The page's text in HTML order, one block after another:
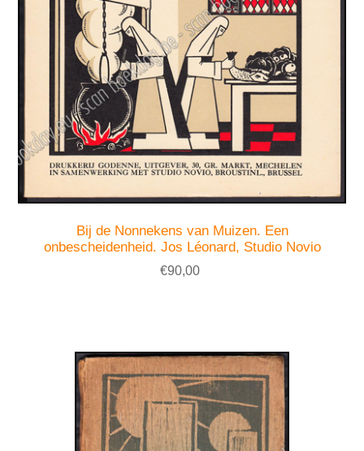
Bij de Nonnekens van Muizen. Een
onbescheidenheid. Jos Léonard, Studio Novio
€90,00